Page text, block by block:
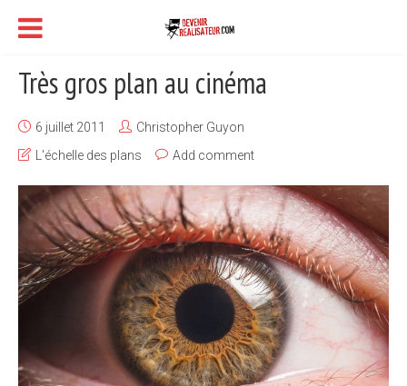
Très gros plan au cinéma
6 juillet 2011
Christopher Guyon
L'échelle des plans
Add comment